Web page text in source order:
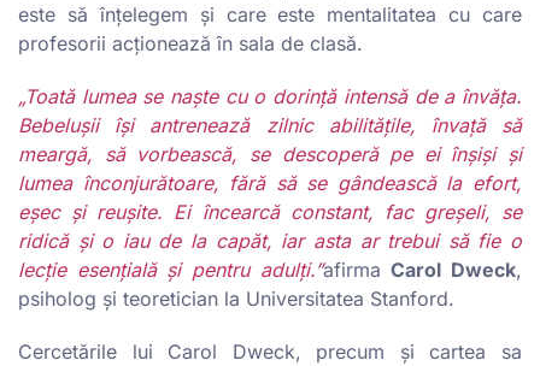
este să înțelegem și care este mentalitatea cu care
profesorii acționează în sala de clasă.
„Toată lumea se naște cu o dorință intensă de a învăța.
Bebelușii își antrenează zilnic abilitățile, învață să
meargă, să vorbească, se descoperă pe ei înșiși și
lumea înconjurătoare, fără să se gândească la efort,
eșec și reușite. Ei încearcă constant, fac greșeli, se
ridică și o iau de la capăt, iar asta ar trebui să fie o
lecție esențială și pentru adulți.”afirmaCarol Dweck,
psiholog și teoretician la Universitatea Stanford.
Cercetările lui Carol Dweck, precum și cartea sa